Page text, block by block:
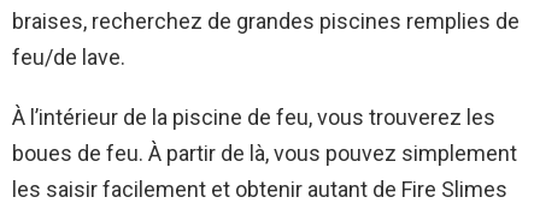
braises, recherchez de grandes piscines remplies de
feu/de lave.
À l’intérieur de la piscine de feu, vous trouverez les
boues de feu. À partir de là, vous pouvez simplement
les saisir facilement et obtenir autant de Fire Slimes